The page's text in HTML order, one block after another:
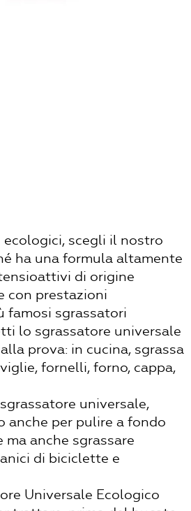
ecologici, scegli il nostro
ha una formula altamente
di origine
con prestazioni
famosi sgrassatori
lo sgrassatore universale
prova: in cucina, sgrassa
fornelli, forno, cappa,
universale,
anche per pulire a fondo
anche sgrassare
di biciclette e
Universale Ecologico